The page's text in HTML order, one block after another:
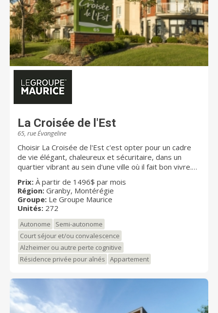
La Croisée de l'Est
65, rue Évangeline
Choisir La Croisée de l'Est c'est opter pour un cadre
de vie élégant, chaleureux et sécuritaire, dans un
quartier vibrant au sein d'une ville où il fait bon vivre.
Situé face au plus important centre commercial de la
région, à distance de marche de tous les services,
cette nouvelle résidence pour retraités est entouré
de ravissants jardins dont les couleurs varient au gré
climatisées réparties sur cinq étages où le confort et
l'espace se rencontrent.
Prix: À partir de 1496$ par mois
Région: Granby, Montérégie
Groupe: Le Groupe Maurice
Unités: 272
Autonome
Semi-autonome
Court séjour et/ou convalescence
Alzheimer ou autre perte cognitive
Résidence privée pour aînés
Appartement